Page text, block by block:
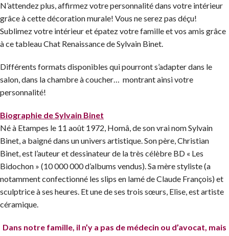
N’attendez plus, affirmez votre personnalité dans votre intérieur
grâce à cette décoration murale! Vous ne serez pas déçu!
Sublimez votre intérieur et épatez votre famille et vos amis grâce
à ce tableau Chat Renaissance de Sylvain Binet.
Différents formats disponibles qui pourront s’adapter dans le
salon, dans la chambre à coucher… montrant ainsi votre
personnalité!
Biographie de Sylvain Binet
Né à Etampes le 11 août 1972, Homâ, de son vrai nom Sylvain
Binet, a baigné dans un univers artistique. Son père, Christian
Binet, est l’auteur et dessinateur de la très célèbre BD « Les
Bidochon » (10 000 000 d’albums vendus). Sa mère styliste (a
notamment confectionné les slips en lamé de Claude François) et
sculptrice à ses heures. Et une de ses trois sœurs, Elise, est artiste
céramique.
Dans notre famille, il n’y a pas de médecin ou d’avocat, mais